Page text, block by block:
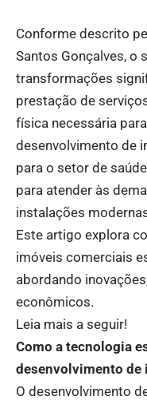
Conforme descrito
Santos Gonçalves, o
transformações
prestação de
física necessária
desenvolvimento de
para o setor de
para atender às
instalações
Este artigo explora
imóveis comerciais
abordando
econômicos.
Leia mais a seguir!
Como a tecnologia
desenvolvimento de
O desenvolvimento